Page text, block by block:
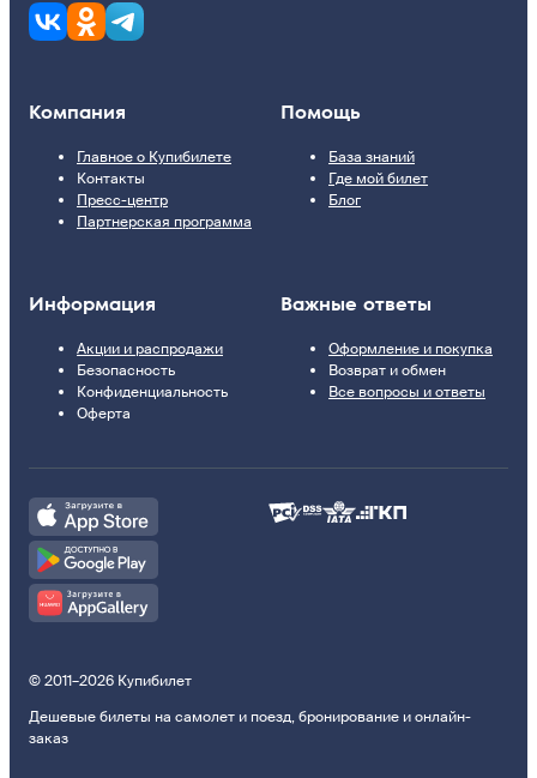
Компания
Главное о Купибилете
Контакты
Пресс-центр
Партнерская программа
Помощь
База знаний
Где мой билет
Блог
Информация
Акции и распродажи
Безопасность
Конфиденциальность
Оферта
Важные ответы
Оформление и покупка
Возврат и обмен
Все вопросы и ответы
© 2011–2026 Купибилет
Дешевые билеты на самолет и поезд, бронирование и онлайн-
заказ